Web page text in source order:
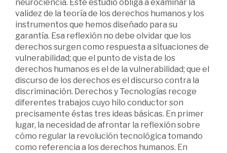
neurociencia. Este estudio obliga a examinar la
validez de la teoría de los derechos humanos y los
instrumentos que hemos diseñado para su
garantía. Esa reflexión no debe olvidar que los
derechos surgen como respuesta a situaciones de
vulnerabilidad; que el punto de vista de los
derechos humanos es el de la vulnerabilidad; que el
discurso de los derechos es el discurso contra la
discriminación. Derechos y Tecnologías recoge
diferentes trabajos cuyo hilo conductor son
precisamente éstas tres ideas básicas. En primer
lugar, la necesidad de afrontar la reflexión sobre
cómo regular la revolución tecnológica tomando
como referencia a los derechos humanos. En